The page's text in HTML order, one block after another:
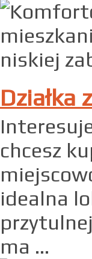
chcesz
idealna
ma ...